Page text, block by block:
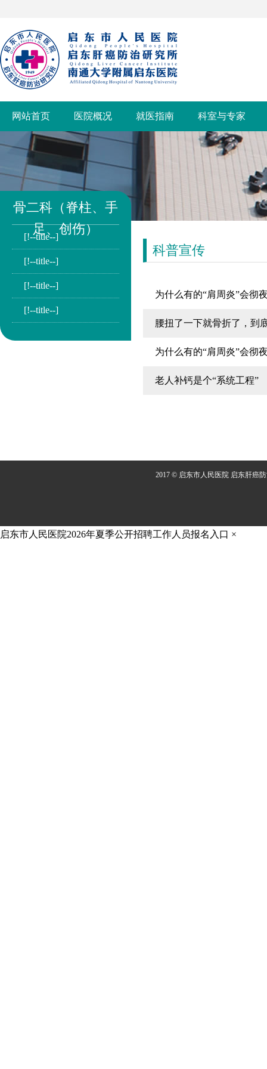
网站首页 医院概况 就医指南 科室与专家
骨二科（脊柱、手
足、创伤）
[!--title--]
[!--title--]
[!--title--]
[!--title--]
科普宣传
为什么有的“肩周炎”会彻
腰扭了一下就骨折了，到
为什么有的“肩周炎”会彻
老人补钙是个“系统工程”
2017 © 启东市人民医院 启东肝癌
启东市人民医院2026年夏季公开招聘工作人员报名入口 ×